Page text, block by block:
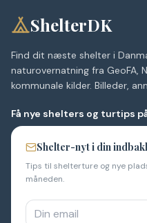
ShelterDK
Find dit næste shelter i
naturovernatning fra GeoFA,
kommunale kilder. Billeder,
Få nye shelters og turtips
Shelter-nyt i din
Tips til shelterture og nye
måneden.